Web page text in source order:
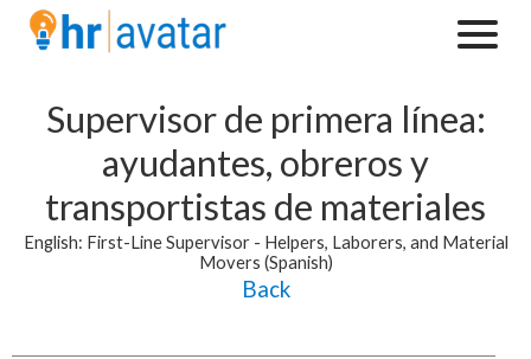
Supervisor de primera línea:
ayudantes, obreros y
transportistas de materiales
English: First-Line Supervisor - Helpers, Laborers, and Material
Movers (Spanish)
Back